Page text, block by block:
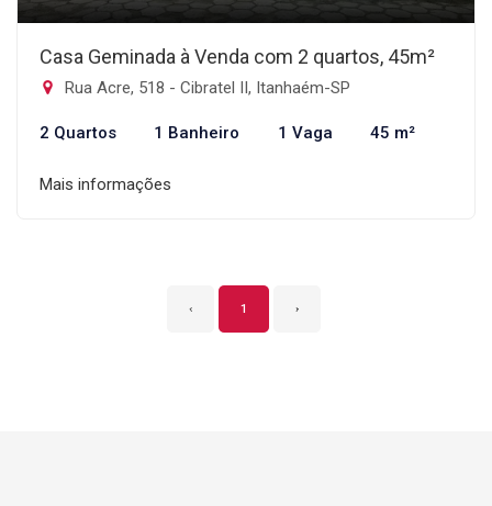
Casa Geminada à Venda com 2 quartos, 45m²
Rua Acre, 518 - Cibratel II, Itanhaém-SP
2 Quartos 1 Banheiro 1 Vaga 45 m²
Mais informações
‹ 1 ›